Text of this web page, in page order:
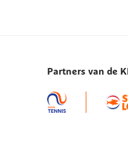
Partners van de